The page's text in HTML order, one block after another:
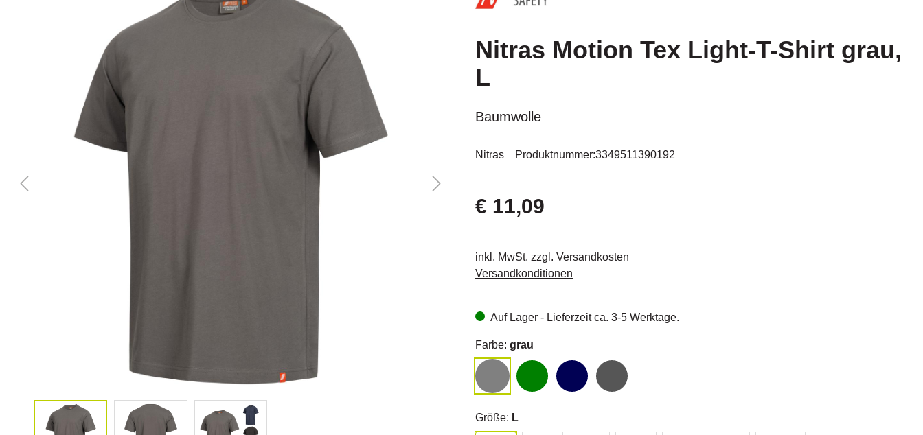
Nitras Motion Tex Light-T-Shirt grau,
L
Baumwolle
Nitras Produktnummer:3349511390192
€ 11,09
inkl. MwSt. zzgl. Versandkosten
Versandkonditionen
Auf Lager - Lieferzeit ca. 3-5 Werktage.
Farbe: grau
Größe: L